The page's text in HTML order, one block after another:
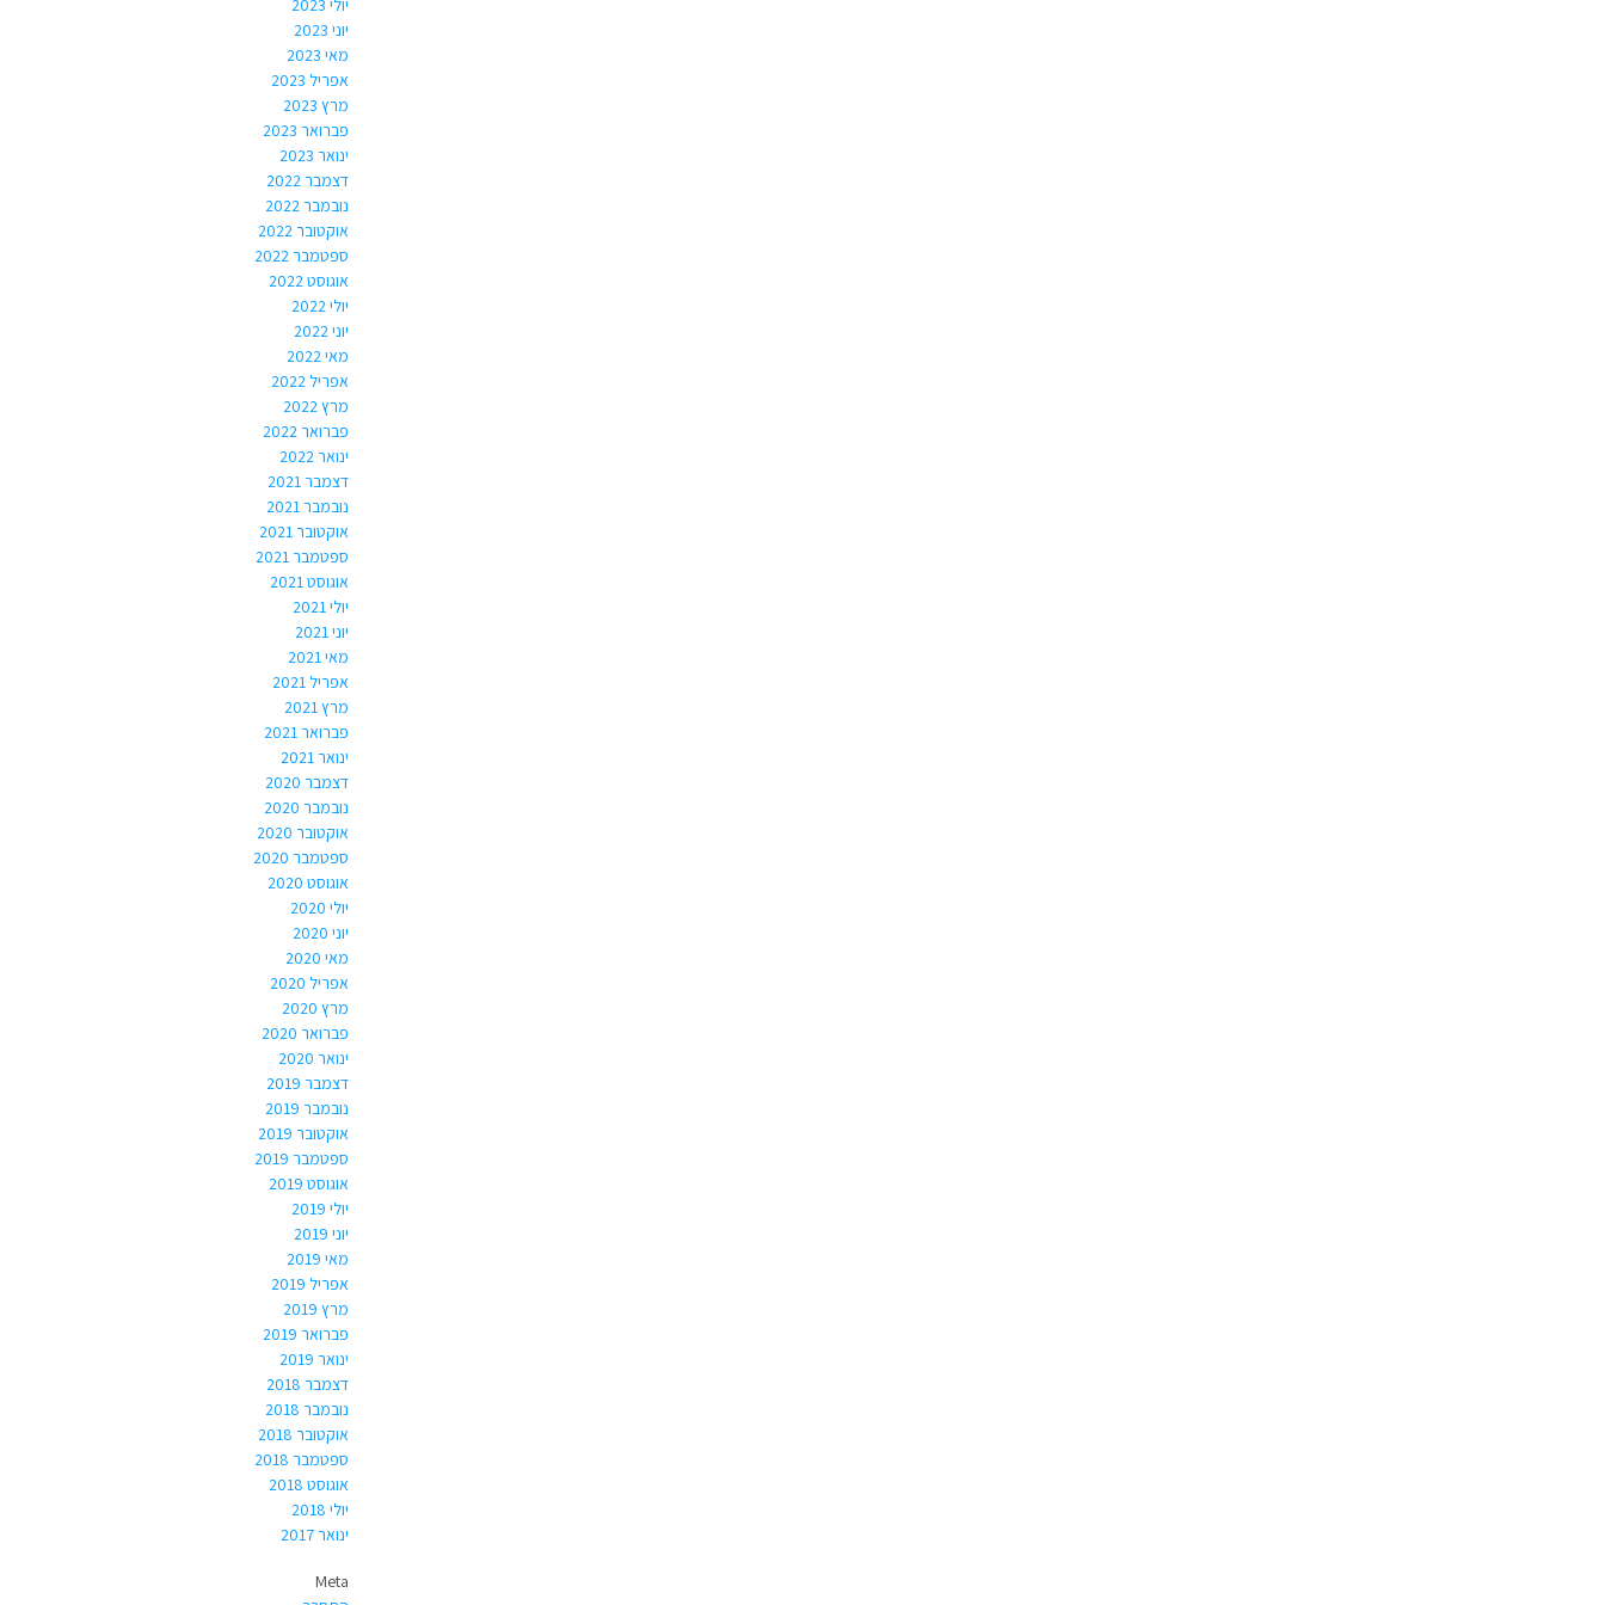
יוני 2023
מאי 2023
אפריל 2023
מרץ 2023
פברואר 2023
ינואר 2023
דצמבר 2022
נובמבר 2022
אוקטובר 2022
ספטמבר 2022
אוגוסט 2022
יולי 2022
יוני 2022
מאי 2022
אפריל 2022
מרץ 2022
פברואר 2022
ינואר 2022
דצמבר 2021
נובמבר 2021
אוקטובר 2021
ספטמבר 2021
אוגוסט 2021
יולי 2021
יוני 2021
מאי 2021
אפריל 2021
מרץ 2021
פברואר 2021
ינואר 2021
דצמבר 2020
נובמבר 2020
אוקטובר 2020
ספטמבר 2020
אוגוסט 2020
יולי 2020
יוני 2020
מאי 2020
אפריל 2020
מרץ 2020
פברואר 2020
ינואר 2020
דצמבר 2019
נובמבר 2019
אוקטובר 2019
ספטמבר 2019
אוגוסט 2019
יולי 2019
יוני 2019
מאי 2019
אפריל 2019
מרץ 2019
פברואר 2019
ינואר 2019
דצמבר 2018
נובמבר 2018
אוקטובר 2018
ספטמבר 2018
אוגוסט 2018
יולי 2018
ינואר 2017
Meta